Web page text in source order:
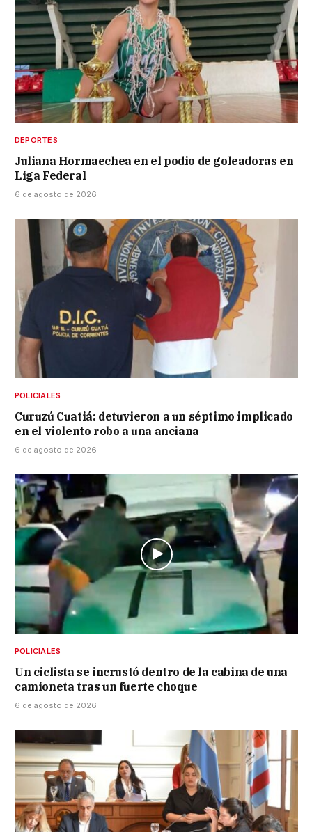
DEPORTES
Juliana Hormaechea en el podio de goleadoras en
Liga Federal
6 de agosto de 2026
POLICIALES
Curuzú Cuatiá: detuvieron a un séptimo implicado
en el violento robo a una anciana
6 de agosto de 2026
POLICIALES
Un ciclista se incrustó dentro de la cabina de una
camioneta tras un fuerte choque
6 de agosto de 2026